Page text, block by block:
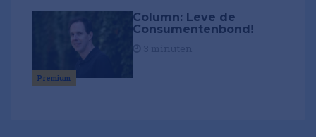
Premium
Column: Leve de
Consumentenbond!